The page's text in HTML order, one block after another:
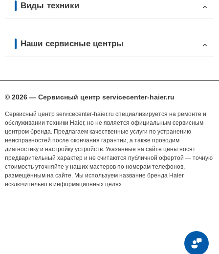
Виды техники
Наши сервисные центры
© 2026 — Сервисный центр servicecenter-haier.ru
Сервисный центр servicecenter-haier.ru специализируется на ремонте и
обслуживании техники Haier, но не является официальным сервисным
центром бренда. Предлагаем качественные услуги по устранению
неисправностей после окончания гарантии, а также проводим
диагностику и настройку устройств. Указанные на сайте цены носят
предварительный характер и не считаются публичной офертой — точную
стоимость уточняйте у наших мастеров по номерам телефонов,
размещённым на сайте. Мы используем название бренда Haier
исключительно в информационных целях.